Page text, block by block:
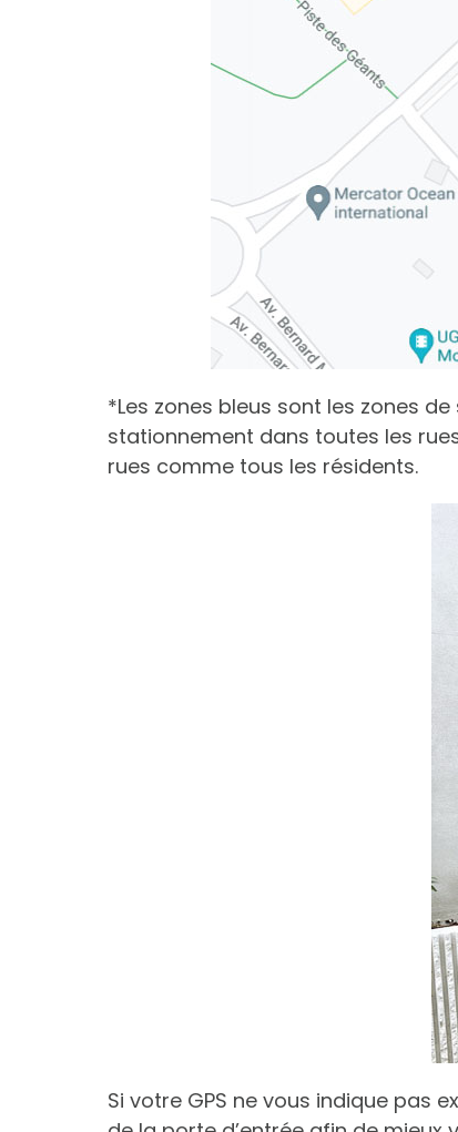
*Les zones bleus sont les zones
stationnement dans toutes les
rues comme tous les résidents.
Si votre GPS ne vous indique pas